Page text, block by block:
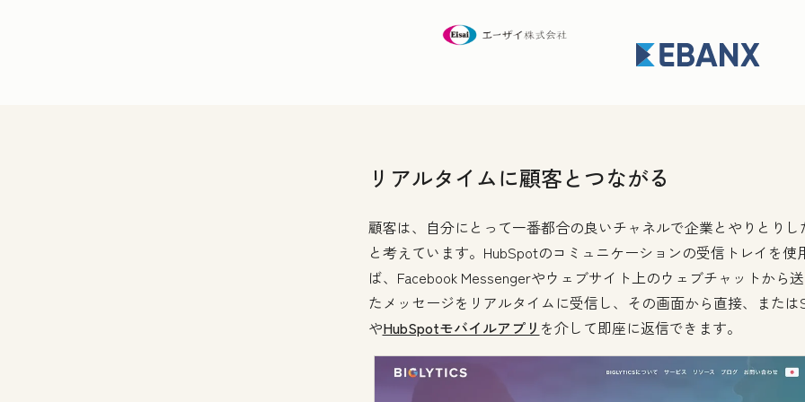
リアルタイムに顧客とつながる
顧客は、自分にとって一番都合の良いチャネルで企業とやりとりし
と考えています。HubSpotのコミュニケーションの受信トレイを使
ば、Facebook Messengerやウェブサイト上のウェブチャットから
たメッセージをリアルタイムに受信し、その画面から直接、または
やHubSpotモバイルアプリ を介して即座に返信できます。